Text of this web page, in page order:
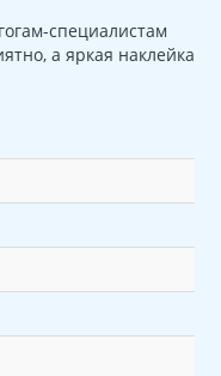
специалистам
а яркая наклейка